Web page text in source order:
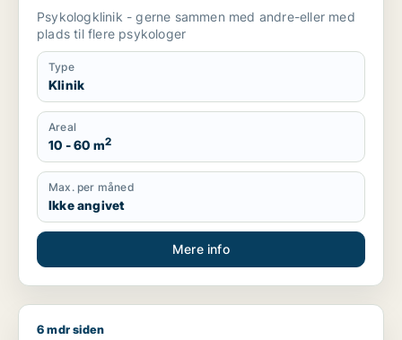
Psykologklinik - gerne sammen med andre-eller med
plads til flere psykologer
Type
Klinik
Areal
10 - 60 m2
Max. per måned
Ikke angivet
Mere info
Yanxing søger kontor, lager, værksted, butik, klinik,
6 mdr siden